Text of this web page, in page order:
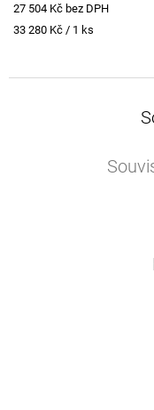
27 504 Kč bez DPH
Měrná
33 280 Kč / 1 ks